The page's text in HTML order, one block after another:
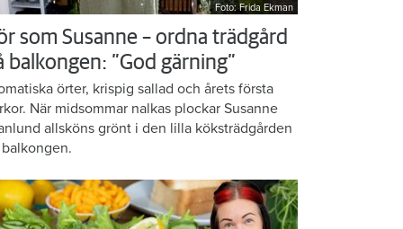
Foto: Frida Ekman
som Susanne – ordna trädgård
balkongen: ”God gärning”
örter, krispig sallad och årets första
När midsommar nalkas plockar Susanne
allsköns grönt i den lilla köksträdgården